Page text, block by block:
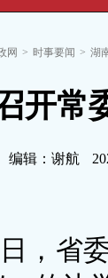
网 > 时事要闻 > 湖
开常
编辑：谢航
，省